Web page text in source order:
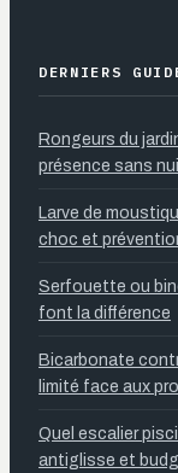
DERNIERS
Rongeurs du
présence sans
Larve de
choc et
Serfouette ou
font la différence
Bicarbonate
limité face aux
Quel escalier
antiglisse et